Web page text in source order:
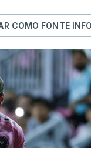
COMO FONTE